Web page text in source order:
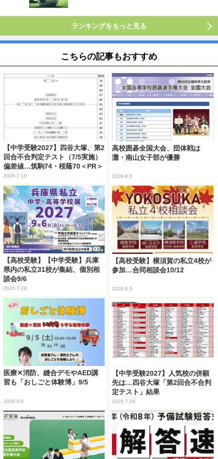
ランキングをもっと見る
こちらの記事もおすすめ
【中学受験2027】四谷大塚、第2
回合不合判定テスト（7/5実施）
偏差値…筑駒74・桜蔭70＜PR＞
2026.7.10
高校囲碁全国大会、団体戦は
灘・南山女子部が優勝
2026.8.5
【高校受験】【中学受験】兵庫
県内の私立31校が集結、個別相
談会9/6
2026.7.28
【高校受験】横須賀の私立4校が
参加…合同相談会10/12
2026.8.5
医療✕消防、縫合デモやAED講
習も「おしごと体験博」9/5
2026.8.6
【中学受験2027】人気校の併願
先は…四谷大塚「第2回合不合判
定テスト」結果
2026.7.16